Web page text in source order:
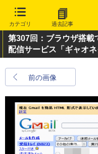
カテゴリ 過去記事
第307回：ブラウザ搭
配信サービス「ギャオネ
前の画像